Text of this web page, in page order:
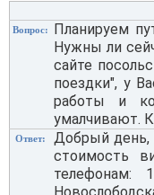
Вопрос:
Планируем
Нужны ли
сайте
поездки", у
работы и
умалчивают.
Ответ:
Добрый день,
стоимость
телефонам: